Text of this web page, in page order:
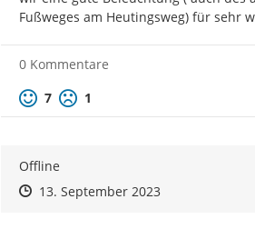
Fußweges am Heutingsweg) für sehr
0 Kommentare
Positive Bewertung
7 Negative Bewertung
1
Offline
Zeitpunkt des Erstellens
Zeitpunkt des Erstellens
13. September 2023Zur Äußerung